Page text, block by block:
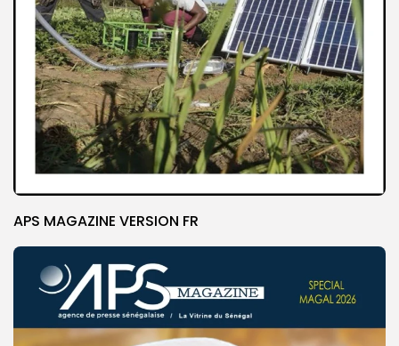
APS MAGAZINE VERSION FR